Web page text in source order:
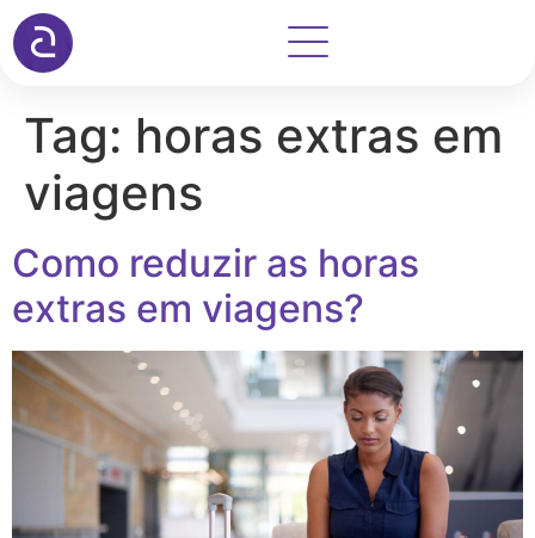
Tag: horas extras em
viagens
Como reduzir as horas
extras em viagens?